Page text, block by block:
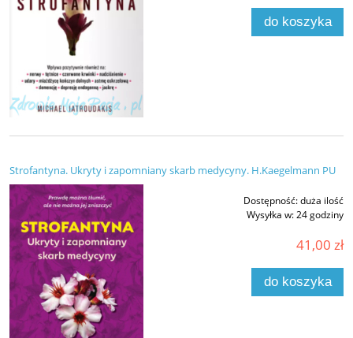
do koszyka
Strofantyna. Ukryty i zapomniany skarb medycyny. H.Kaegelmann PU
Dostępność:duża ilość
Wysyłka w:24 godziny
41,00 zł
do koszyka